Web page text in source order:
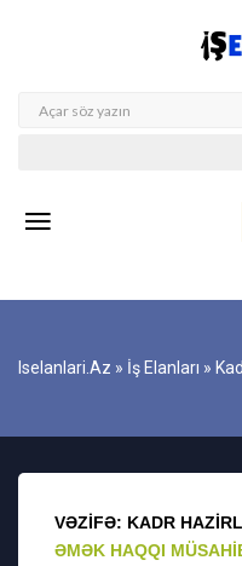
Iselanlari.az » İş Elanları »
VƏZIFƏ: KADR
ƏMƏK HAQQI